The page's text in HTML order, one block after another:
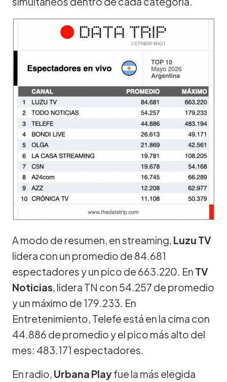
A modo de resumen, en streaming, Luzu TV
lidera con un promedio de 84.681
espectadores y un pico de 663.220. En TV
Noticias, lidera TN con 54.257 de promedio
y un máximo de 179.233. En
Entretenimiento, Telefe está en la cima con
44.886 de promedio y el pico más alto del
mes: 483.171 espectadores.
En radio, Urbana Playfue la más elegida